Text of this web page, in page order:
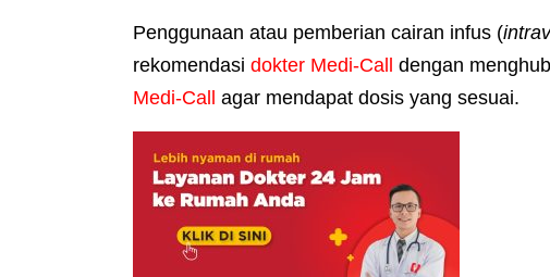
Penggunaan atau pemberian cairan infus (
rekomendasi dokter Medi-Call dengan
Medi-Call
agar mendapat dosis yang sesuai.